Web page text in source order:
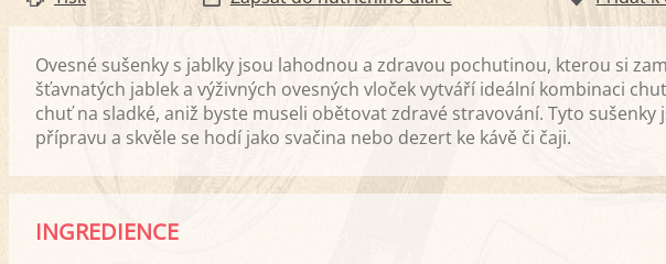
Ovesné sušenky s jablky jsou lahodnou a zdravou pochutinou, kterou si
šťavnatých jablek a výživných ovesných vloček vytváří ideální kombinaci
chuť na sladké, aniž byste museli obětovat zdravé stravování. Tyto sušenky
přípravu a skvěle se hodí jako svačina nebo dezert ke kávě či čaji.
INGREDIENCE